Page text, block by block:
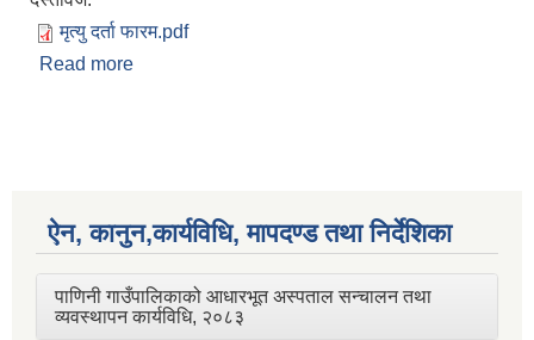
मृत्यु दर्ता फारम.pdf
Read more
ऐन, कानुन,कार्यविधि, मापदण्ड तथा निर्देशिका
पाणिनी गाउँपालिकाको आधारभूत अस्पताल सन्चालन तथा
व्यवस्थापन कार्यविधि, २०८३